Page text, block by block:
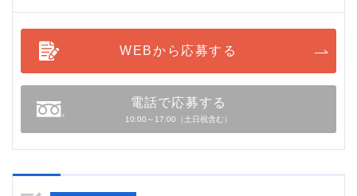
WEBから応募する
電話で応募する
10:00～17:00（土日祝含む）